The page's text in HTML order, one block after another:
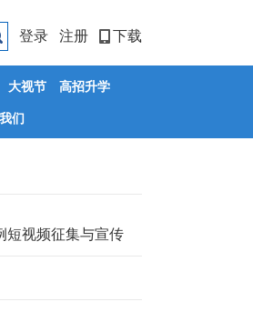
登录 注册 下载
大视节
高招升学
们
短视频征集与宣传